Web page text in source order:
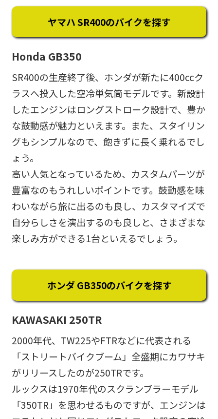
ヤマハ SR400のバイクを探す
Honda GB350
SR400の生産終了後、ホンダが新たに400ccク
ラスへ投入した空冷単気筒モデルです。新設計
したエンジンはロングストローク設計で、豊か
な鼓動感が魅力といえます。また、スタイリン
グもシンプルなので、飽きずに長く乗れるでし
ょう。
高い人気となっているため、カスタムパーツが
豊富なのもうれしいポイントです。鼓動感を味
わいながら旅に出るのも良し、カスタマイズで
自分らしさを演出するのも良しと、さまざまな
楽しみ方ができる1台といえるでしょう。
ホンダ GB350のバイクを探す
KAWASAKI 250TR
2000年代、TW225やFTRなどに代表される
「ストリートバイクブーム」全盛期にカワサキ
がリリースしたのが250TRです。
ルックスは1970年代のスクランブラーモデル
「350TR」を思わせるものですが、エンジンは